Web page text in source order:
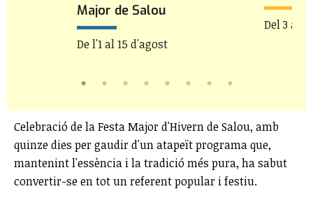
Major de Salou
De l'1 al 15 d'agost
Del 3 al
Celebració de la Festa Major d'Hivern de Salou, amb
quinze dies per gaudir d'un atapeït programa que,
mantenint l'essència i la tradició més pura, ha sabut
convertir-se en tot un referent popular i festiu.